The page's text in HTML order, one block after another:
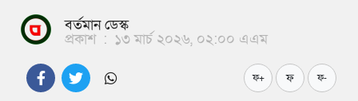
বর্তমান ডেস্ক
প্রকাশ : ১৩ মার্চ ২০২৬, ০২:০০ এএম
ফ+ ফ ফ-